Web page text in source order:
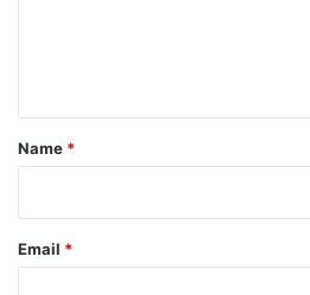
*
Name *
Email *